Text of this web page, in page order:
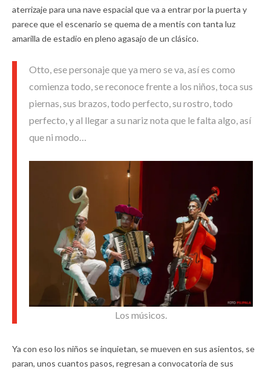
aterrizaje para una nave espacial que va a entrar por la puerta y
parece que el escenario se quema de a mentis con tanta luz
amarilla de estadio en pleno agasajo de un clásico.
Otto, ese personaje que ya mero se va, así es como
comienza todo, se reconoce frente a los niños, toca sus
piernas, sus brazos, todo perfecto, su rostro, todo
perfecto, y al llegar a su nariz nota que le falta algo, así
que ni modo…
Los músicos.
Ya con eso los niños se inquietan, se mueven en sus asientos, se
paran, unos cuantos pasos, regresan a convocatoria de sus